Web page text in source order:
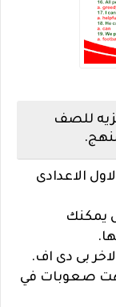
للصف
الاعدادى
يمكنك
بى دى اف.
صعوبات في